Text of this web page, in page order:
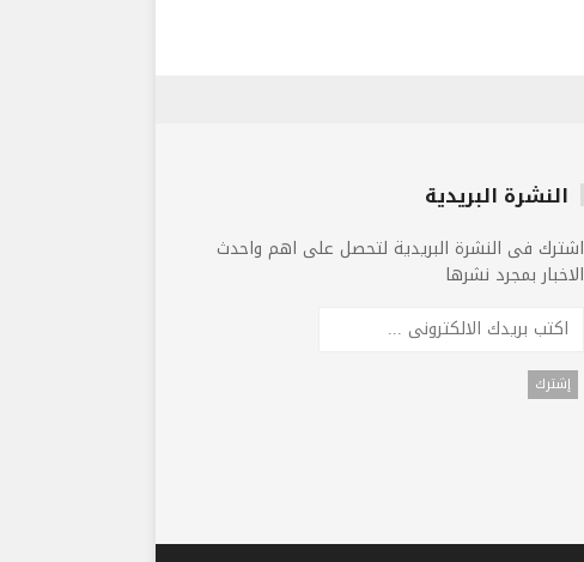
النشرة البريدية
اشترك فى النشرة البريدية لتحصل على اهم واحدث
الاخبار بمجرد نشرها